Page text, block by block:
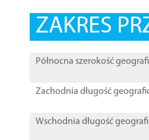
ZAKRES
Północna szerokość
Zachodnia długość
Wschodnia długość